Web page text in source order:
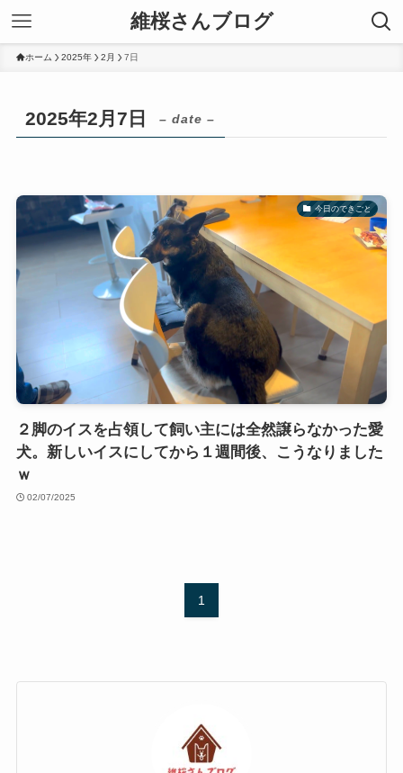
維桜さんブログ
ホーム 2025年 2月 7日
2025年2月7日 – date –
今日のできごと
２脚のイスを占領して飼い主には全然譲らなかった愛
犬。新しいイスにしてから１週間後、こうなりました
ｗ
02/07/2025
1